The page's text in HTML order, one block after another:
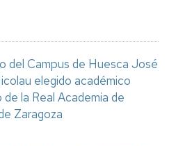
del Campus de Huesca José
elegido académico
de la Real Academia de
Zaragoza